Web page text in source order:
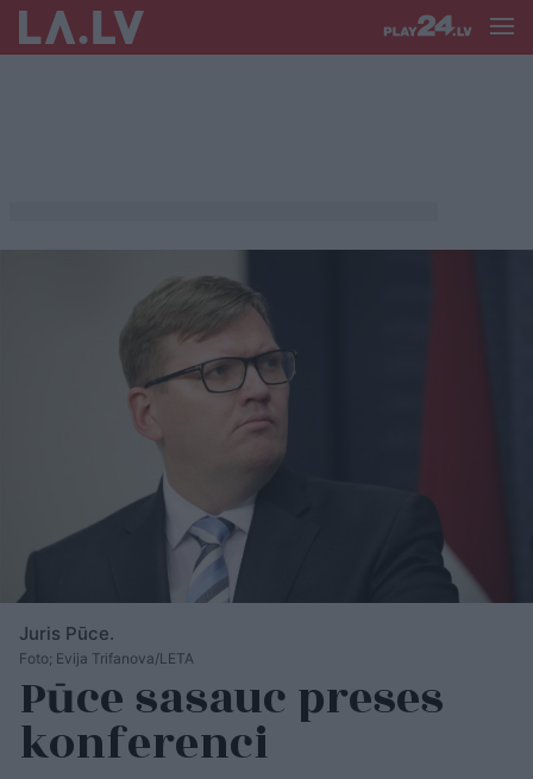
Juris Pūce.
Foto; Evija Trifanova/LETA
Pūce sasauc preses
konferenci